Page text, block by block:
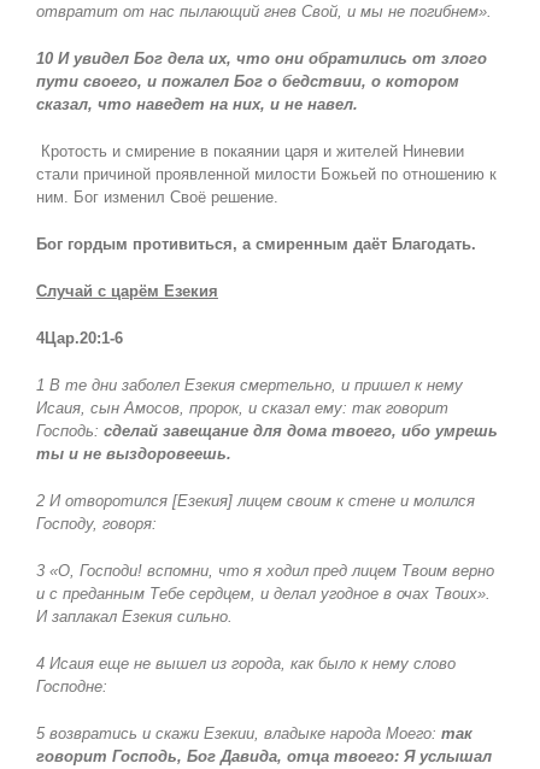
отвратит от нас пылающий гнев Свой, и мы не погибнем».
10 И увидел Бог дела их, что они обратились от злого
пути своего, и пожалел Бог о бедствии, о котором
сказал, что наведет на них, и не навел.
Кротость и смирение в покаянии царя и жителей Ниневии
стали причиной проявленной милости Божьей по отношению к
ним. Бог изменил Своё решение.
Бог гордым противиться, а смиренным даёт Благодать.
Случай с царём Езекия
4Цар.20:1-6
1 В те дни заболел Езекия смертельно, и пришел к нему
Исаия, сын Амосов, пророк, и сказал ему: так говорит
Господь: сделай завещание для дома твоего, ибо умрешь
ты и не выздоровеешь.
2 И отворотился [Езекия] лицем своим к стене и молился
Господу, говоря:
3 «О, Господи! вспомни, что я ходил пред лицем Твоим верно
и с преданным Тебе сердцем, и делал угодное в очах Твоих».
И заплакал Езекия сильно.
4 Исаия еще не вышел из города, как было к нему слово
Господне:
5 возвратись и скажи Езекии, владыке народа Моего: так
говорит Господь, Бог Давида, отца твоего: Я услышал